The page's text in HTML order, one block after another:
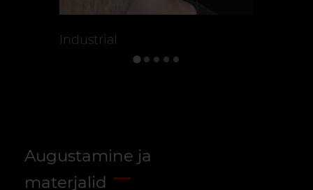
Industrial
Augustamine ja
materjalid